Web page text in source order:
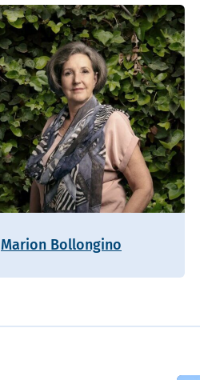
Marion Bollongino